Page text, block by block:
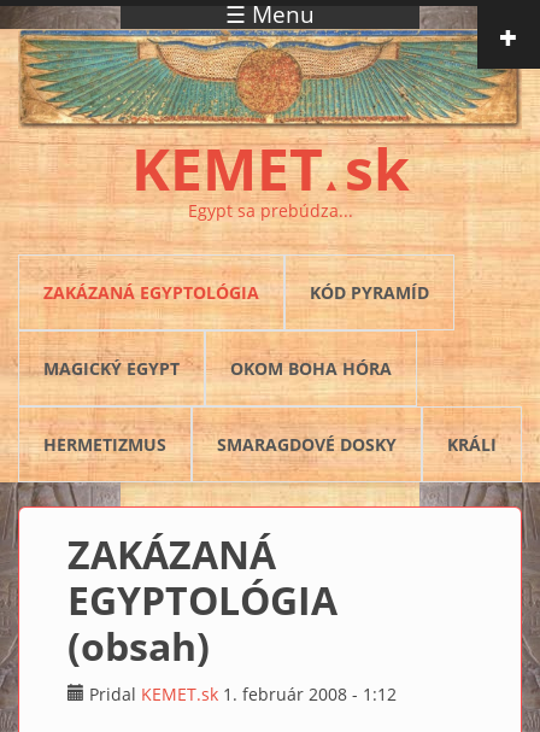
Skočiť na hlavný obsah ☰ Menu
KEMET▲ sk
Egypt sa prebúdza...
ZAKÁZANÁ EGYPTOLÓGIA KÓD PYRAMÍD
MAGICKÝ EGYPT OKOM BOHA HÓRA
HERMETIZMUS SMARAGDOVÉ DOSKY KRÁLI
ZAKÁZANÁ
EGYPTOLÓGIA
(obsah)
Pridal KEMET.sk 1. február 2008 - 1:12